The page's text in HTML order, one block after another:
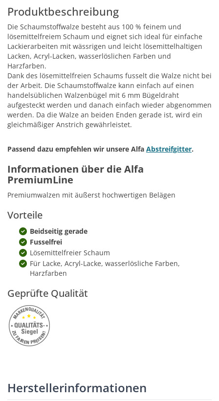
Produktbeschreibung
Die Schaumstoffwalze besteht aus 100 % feinem und
lösemittelfreiem Schaum und eignet sich ideal für einfache
Lackierarbeiten mit wässrigen und leicht lösemittelhaltigen
Lacken, Acryl-Lacken, wasserlöslichen Farben und
Harzfarben.
Dank des lösemittelfreien Schaums fusselt die Walze nicht bei
der Arbeit. Die Schaumstoffwalze kann einfach auf einen
handelsüblichen Walzenbügel mit 6 mm Bügeldraht
aufgesteckt werden und danach einfach wieder abgenommen
werden. Da die Walze an beiden Enden gerade ist, wird ein
gleichmäßiger Anstrich gewährleistet.
Passend dazu empfehlen wir unsere Alfa Abstreifgitter.
Informationen über die Alfa
PremiumLine
Premiumwalzen mit äußerst hochwertigen Belägen
Vorteile
Beidseitig gerade
Fusselfrei
Lösemittelfreier Schaum
Für Lacke, Acryl-Lacke, wasserlösliche Farben,
Harzfarben
Geprüfte Qualität
Herstellerinformationen